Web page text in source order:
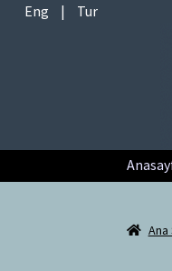
Eng | Tur
geç
İçeriğe
geç
Ana